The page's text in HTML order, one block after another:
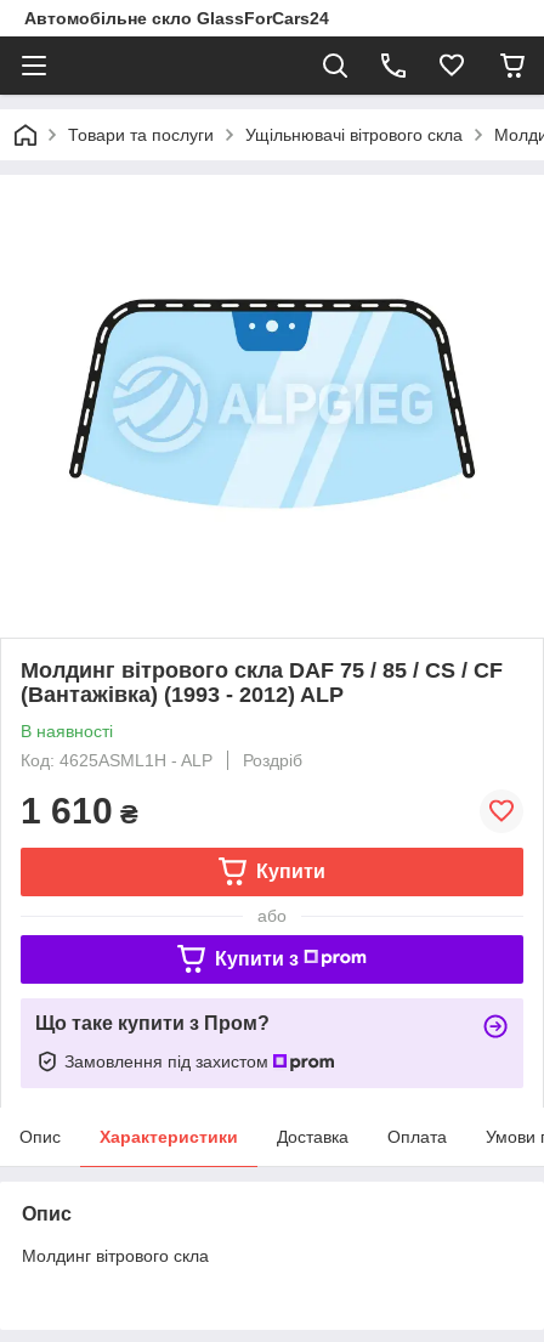
Автомобільне скло GlassForCars24
Товари та послуги Ущільнювачі вітрового скла
Молдинг вітрового скла DAF 75 / 85 / CS / CF
(Вантажівка) (1993 - 2012) ALP
В наявності
Код: 4625ASML1H - ALP
Роздріб
1 610 ₴
Купити
або
Купити з
Що таке купити з Пром?
Замовлення під захистом
Опис Характеристики Доставка Оплата Умови
Опис
Молдинг вітрового скла